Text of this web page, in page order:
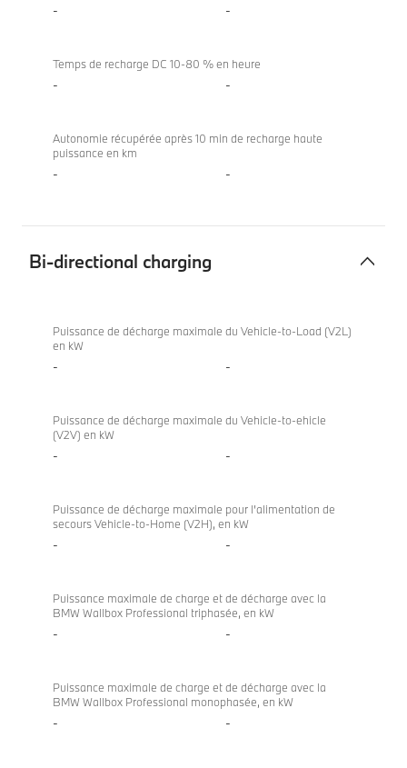
- -
Temps de recharge DC 10-80 % en heure
- -
Autonomie récupérée après 10 min de recharge haute
puissance en km
- -
Bi-directional charging
directional
charging
xDrive30e
Puissance de décharge maximale du Vehicle-to-Load (V2L)
en kW
- -
Puissance de décharge maximale du Vehicle-to-ehicle
(V2V) en kW
- -
Puissance de décharge maximale pour l’alimentation de
secours Vehicle-to-Home (V2H), en kW
- -
Puissance maximale de charge et de décharge avec la
BMW Wallbox Professional triphasée, en kW
- -
Puissance maximale de charge et de décharge avec la
BMW Wallbox Professional monophasée, en kW
- -